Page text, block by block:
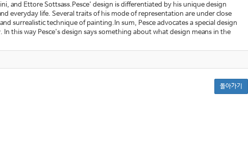
and Ettore Sottsass.Pesce' design is differentiated by his unique design
everyday life. Several traits of his mode of representation are under close
surrealistic technique of painting.In sum, Pesce advocates a special design
this way Pesce's design says something about what design means in the